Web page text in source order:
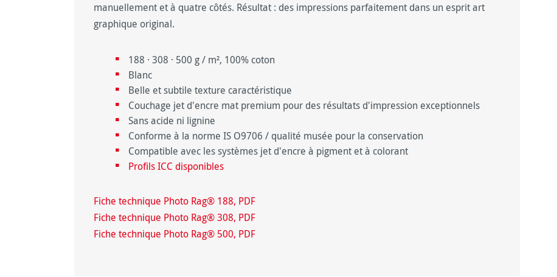
manuellement et à quatre côtés. Résultat : des impressions parfaitement dans un esprit art
graphique original.
188 · 308 · 500 g / m², 100% coton
Blanc
Belle et subtile texture caractéristique
Couchage jet d'encre mat premium pour des résultats d'impression exceptionnels
Sans acide ni lignine
Conforme à la norme IS O9706 / qualité musée pour la conservation
Compatible avec les systèmes jet d'encre à pigment et à colorant
Profils ICC disponibles
Fiche technique Photo Rag® 188, PDF
Fiche technique Photo Rag® 308, PDF
Fiche technique Photo Rag® 500, PDF